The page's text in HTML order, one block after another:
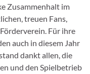
Zusammenhalt im
treuen Fans,
Für ihre
auch in diesem Jahr
dankt allen, die
und den Spielbetrieb